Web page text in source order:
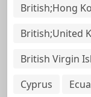
British;Hong
British;United
British Virgin
Cyprus